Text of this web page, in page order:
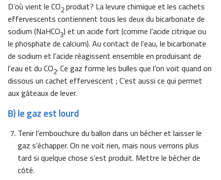
D’où vient le CO2 produit? La levure chimique et les cachets
effervescents contiennent tous les deux du bicarbonate de
sodium (NaHCO3) et un acide fort (comme l’acide citrique ou
le phosphate de calcium). Au contact de l’eau, le bicarbonate
de sodium et l’acide réagissent ensemble en produisant de
l’eau et du CO2. Ce gaz forme les bulles que l’on voit quand on
dissous un cachet effervescent ; C’est aussi ce qui permet
aux gâteaux de lever.
B) le gaz est lourd
Tenir l’embouchure du ballon dans un bécher et laisser le
gaz s’échapper. On ne voit rien, mais nous verrons plus
tard si quelque chose s’est produit. Mettre le bécher de
côté.